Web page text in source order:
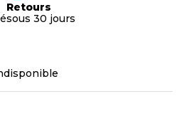
Retours
sous 30 jours